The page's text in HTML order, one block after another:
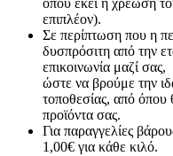
όπου εκεί η χρέωση
επιπλέον).
Σε περίπτωση που η
δυσπρόσιτη από την
επικοινωνία μαζί σας,
ώστε να βρούμε την
τοποθεσίας, από
προϊόντα σας.
Για παραγγελίες
1,00€ για κάθε κιλό.